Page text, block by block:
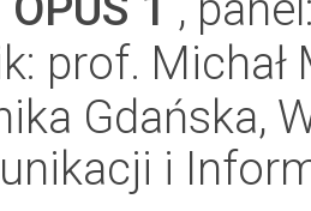
prof. Michał
Gdańska,
i